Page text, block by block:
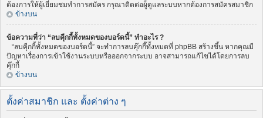
ต้องการให้ผู้เยี่ยมชมทำการสมัคร กรุณาติดต่อผู็ดูแลระบบหากต้องการสมัครสมาชิก
ข้างบน
ข้อความที่ว่า “ลบคุีกกี้ทั้งหมดของบอร์ดนี้” ทำอะไร ?
“ลบคุีกกี้ทั้งหมดของบอร์ดนี้” จะทำการลบคุ๊กกี๊ทั้งหมดที่ phpBB สร้างขึ้น หากคุณมี
ปัญหาเรื่องการเข้าใช้งานระบบหรือออกจากระบบ อาจสามารถแก้ไขได้โดยการลบ
คุ๊กกี้
ข้างบน
ตั้งค่าสมาชิก และ ตั้งค่าต่าง ๆ